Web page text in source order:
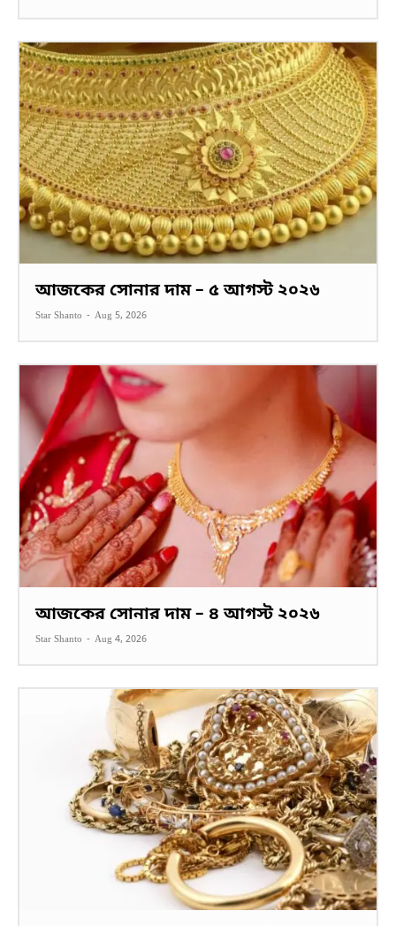
আজকের সোনার দাম – ৫ আগস্ট ২০২৬
Star Shanto - Aug 5, 2026
আজকের সোনার দাম – ৪ আগস্ট ২০২৬
Star Shanto - Aug 4, 2026